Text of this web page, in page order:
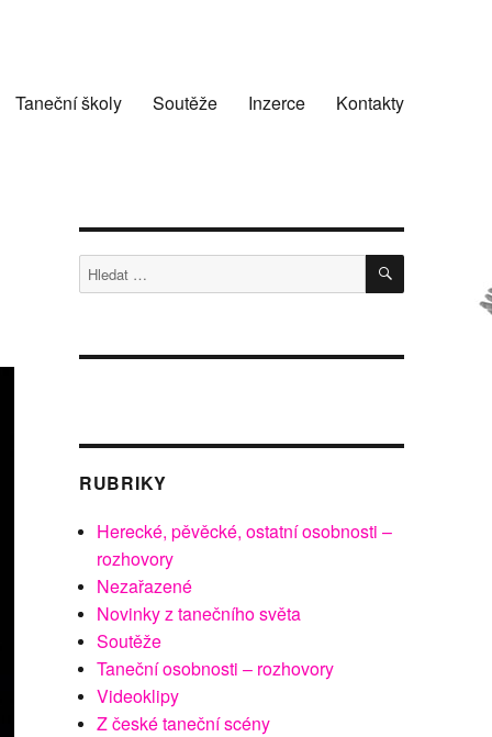
Taneční školy Soutěže Inzerce Kontakty
Hledat: HLEDÁNÍ
RUBRIKY
Herecké, pěvěcké, ostatní osobnosti –
rozhovory
Nezařazené
Novinky z tanečního světa
Soutěže
Taneční osobnosti – rozhovory
Videoklipy
Z české taneční scény